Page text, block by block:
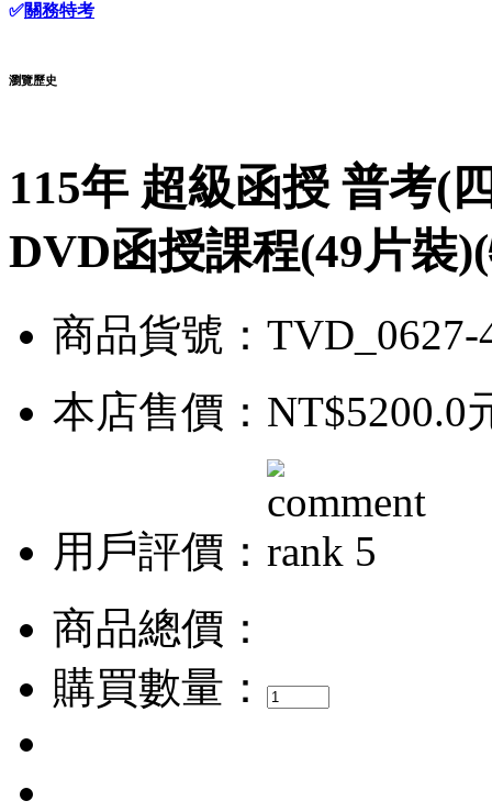
✅關務特考
瀏覽歷史
115年 超級函授 普考(
DVD函授課程(49片裝
商品貨號：TVD_0627-
本店售價： NT$5200.0
用戶評價：
商品總價：
購買數量：